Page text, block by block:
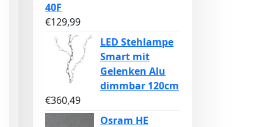
40F
€129,99
LED Stehlampe
Smart mit
Gelenken Alu
dimmbar 120cm
€360,49
Osram HE